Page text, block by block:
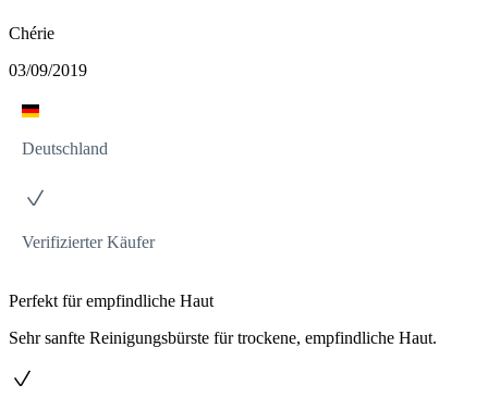
Chérie
03/09/2019
Deutschland
Verifizierter Käufer
Perfekt für empfindliche Haut
Sehr sanfte Reinigungsbürste für trockene, empfindliche Haut.